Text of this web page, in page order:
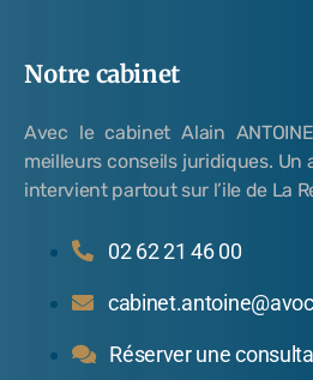
Notre cabinet
Avec le cabinet Alain
meilleurs conseils juridiques.
intervient partout sur l’ile de La
02 62 21 46 00
Réserver une